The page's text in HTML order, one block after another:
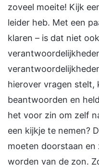
zoveel moeite! Kijk
leider heb. Met een
klaren – is dat niet
hierover vragen stelt,
beantwoorden en
het voor zin om zelf
een kijkje te nemen?
moeten doorstaan
worden van de zon.